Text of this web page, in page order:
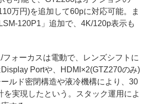
万円)を追加して60pに対応可能。ま
120P1」追加で、4K/120p表示も
ォーカスは電動で、レンズシフトに
Portや、HDMI×2(GTZ270のみ)
ルド密閉構造や液冷機構により、30
を実現したという。スタック運用によ